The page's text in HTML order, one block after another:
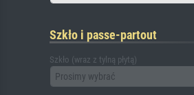
Szkło i passe-partout
Szkło (wraz z tylną płytą)
Prosimy wybrać